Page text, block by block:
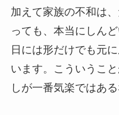
加えて家族の不和は
っても、本当にしん
日には形だけでも元
います。こういうこ
しが一番気楽ではある